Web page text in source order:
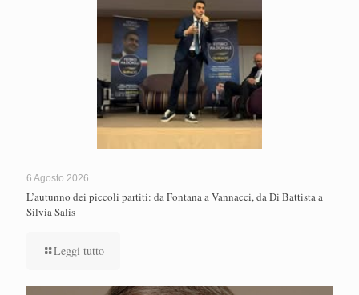
6 Agosto 2026
L’autunno dei piccoli partiti: da Fontana a Vannacci, da Di Battista a
Silvia Salis
Leggi tutto